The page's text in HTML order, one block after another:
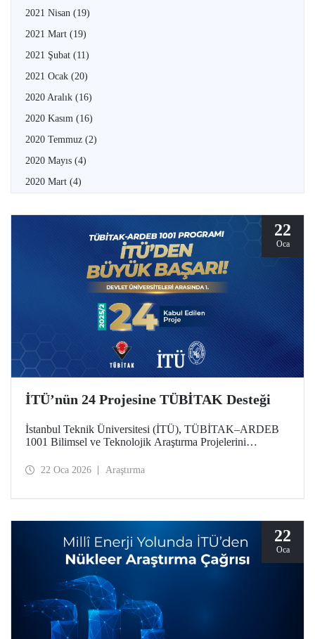
2021 Nisan (19)
2021 Mart (19)
2021 Şubat (11)
2021 Ocak (20)
2020 Aralık (16)
2020 Kasım (16)
2020 Temmuz (2)
2020 Mayıs (4)
2020 Mart (4)
22
Oca
İTÜ’nün 24 Projesine TÜBİTAK Desteği
İstanbul Teknik Üniversitesi (İTÜ), TÜBİTAK–ARDEB
1001 Bilimsel ve Teknolojik Araştırma Projelerini
değerlendirme sonuçlarına göre 24 projesiyle
22 Oca 2026 Araştırma
22
Oca